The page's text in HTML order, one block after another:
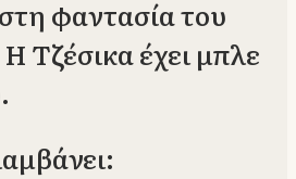
φαντασία του
Τζέσικα έχει μπλε